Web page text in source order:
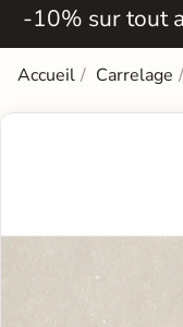
-10% sur tout
Accueil Carrelage